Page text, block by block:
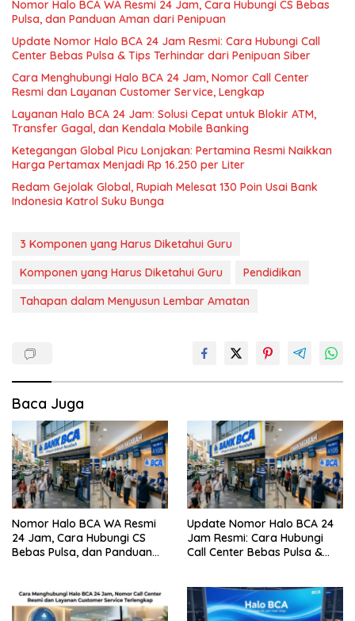
Nomor Halo BCA WA Resmi 24 Jam, Cara Hubungi CS Bebas
Pulsa, dan Panduan Aman dari Penipuan
Update Nomor Halo BCA 24 Jam Resmi: Cara Hubungi Call
Center Bebas Pulsa & Tips Terhindar dari Penipuan Siber
Cara Menghubungi Halo BCA 24 Jam, Nomor Call Center
Resmi dan Layanan Customer Service, Lengkap
Layanan Halo BCA 24 Jam: Solusi Cepat untuk Blokir ATM,
Transfer Gagal, dan Kendala Mobile Banking
Ketegangan Global Picu Lonjakan: Pertamina Resmi Naikkan
Harga Pertamax Menjadi Rp 16.250 per Liter
Redam Gejolak Global, Rupiah Melesat 130 Poin Usai Bank
Indonesia Katrol Suku Bunga
3 Komponen yang Harus Diketahui Guru
Komponen yang Harus Diketahui Guru
Pendidikan
Tahapan dalam Menyusun Lembar Amatan
Baca Juga
Nomor Halo BCA WA Resmi
24 Jam, Cara Hubungi CS
Bebas Pulsa, dan Panduan
Update Nomor Halo BCA 24
Jam Resmi: Cara Hubungi
Call Center Bebas Pulsa &